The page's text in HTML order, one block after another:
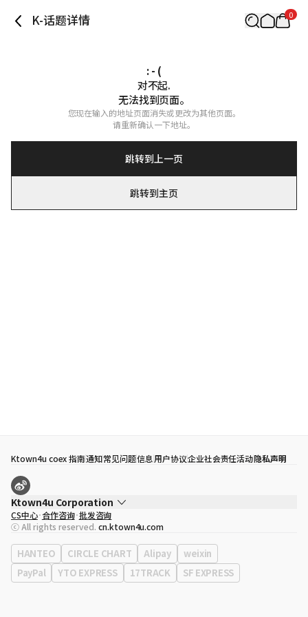
K-话题详情 0
: - (
对不起.
无法找到页面。
您现在输入的地址页面消失或更改为其他页面。
请重新确认一下地址。
跳转到上一页
跳转到主页
Ktown4u coex 指南通知常见问题信息用户协议企业社会责任活动隐私声明
Ktown4u Corporation
代表
宋効珉
营业执照 120-87-71116
公司地址 首尔特别市 江南区 岭东大路 513号 3楼 （三成洞， coex)
CS中心 合作咨询 批发咨询
ⓒ All rights reserved. cn.ktown4u.com
HANTEO CIRCLE CHART Alipay
weixin
PayPal
YTO EXPRESS 17TRACK SF EXPRESS